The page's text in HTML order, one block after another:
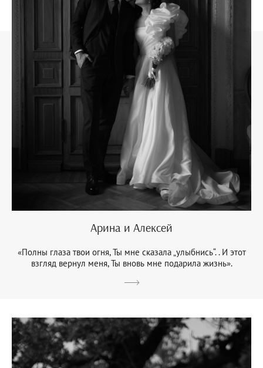
Арина и Алексей
«Полны глаза твои огня, Ты мне сказала „улыбнись“. . И этот
взгляд вернул меня, Ты вновь мне подарила жизнь».